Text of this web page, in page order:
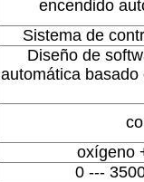
encendido
Sistema de
Diseño de
automática
oxígeno
0 ---